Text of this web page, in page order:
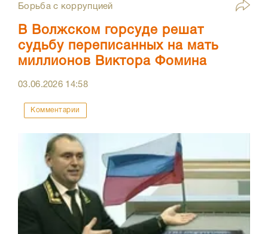
Борьба с коррупцией
В Волжском горсуде решат
судьбу переписанных на мать
миллионов Виктора Фомина
03.06.2026 14:58
Комментарии